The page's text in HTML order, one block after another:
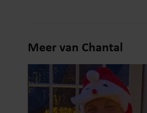
Meer van Chantal